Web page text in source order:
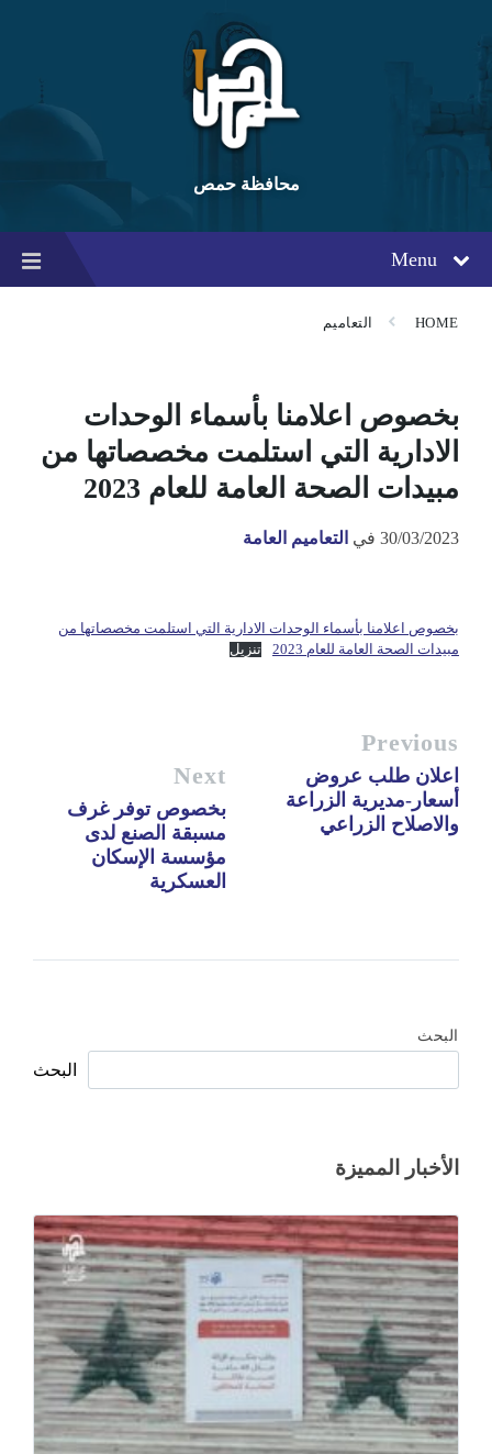
content
main
navigation
footer
محافظة حمص
Menu
HOME التعاميم
بخصوص اعلامنا بأسماء الوحدات
الادارية التي استلمت مخصصاتها من
مبيدات الصحة العامة للعام 2023
30/03/2023 في التعاميم العامة
بخصوص اعلامنا بأسماء الوحدات الادارية التي استلمت مخصصاتها من
مبيدات الصحة العامة للعام 2023
تنزيل
Previous
اعلان طلب عروض
أسعار-مديرية الزراعة
والاصلاح الزراعي
Next
بخصوص توفر غرف
مسبقة الصنع لدى
مؤسسة الإسكان
العسكرية
البحث
البحث
الأخبار المميزة